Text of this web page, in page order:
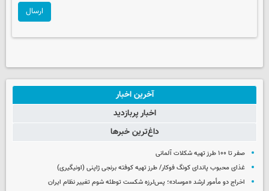
ارسال
آخرین اخبار
اخبار پربازدید
داغ‌ترین خبرها
صفر تا ۱۰۰ طرز تهیه شکلات آلمانی
غذای محبوب پاندای کونگ فوکار/ طرز تهیه کوفته برنجی ژاپنی (اونیگیری)
اخراج دو مأمور ارشد «موساد»؛ پس‌لرزه شکست توطئه شوم تغییر نظام ایران